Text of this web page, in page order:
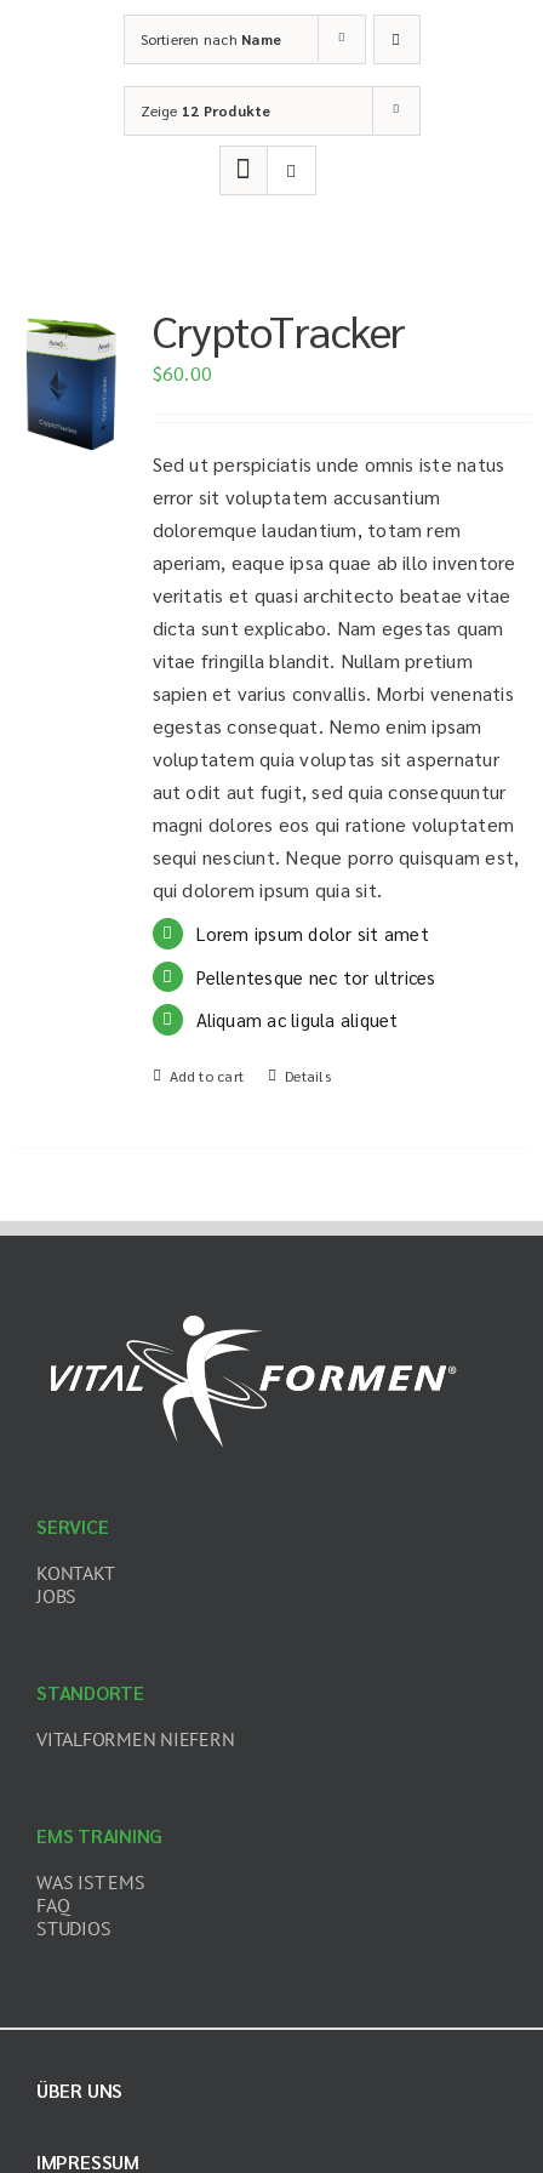
Sortieren nach Name
Zeige 12 Produkte
CryptoTracker
$60.00
Sed ut perspiciatis unde omnis iste natus
error sit voluptatem accusantium
doloremque laudantium, totam rem
aperiam, eaque ipsa quae ab illo inventore
veritatis et quasi architecto beatae vitae
dicta sunt explicabo. Nam egestas quam
vitae fringilla blandit. Nullam pretium
sapien et varius convallis. Morbi venenatis
egestas consequat. Nemo enim ipsam
voluptatem quia voluptas sit aspernatur
aut odit aut fugit, sed quia consequuntur
magni dolores eos qui ratione voluptatem
sequi nesciunt. Neque porro quisquam est,
qui dolorem ipsum quia sit.
Lorem ipsum dolor sit amet
Pellentesque nec tor ultrices
Aliquam ac ligula aliquet
Add to cart Details
EMS TRAINING
WAS IST EMS
FAQ
STUDIOS
SERVICE
KONTAKT
JOBS
STANDORTE
VITALFORMEN NIEFERN
ÜBER UNS
IMPRESSUM